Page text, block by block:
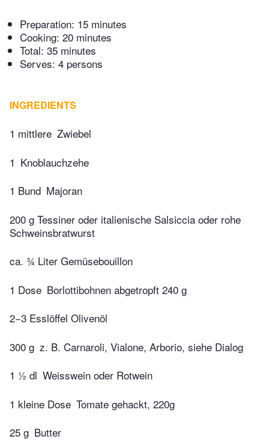
Preparation: 15 minutes
Cooking: 20 minutes
Total: 35 minutes
Serves: 4 persons
INGREDIENTS
1 mittlere Zwiebel
1 Knoblauchzehe
1 Bund Majoran
200 g Tessiner oder italienische Salsiccia oder rohe
Schweinsbratwurst
ca. ¾ Liter Gemüsebouillon
1 Dose Borlottibohnen abgetropft 240 g
2−3 Esslöffel Olivenöl
300 g z. B. Carnaroli, Vialone, Arborio, siehe Dialog
1 ½ dl Weisswein oder Rotwein
1 kleine Dose Tomate gehackt, 220g
25 g Butter